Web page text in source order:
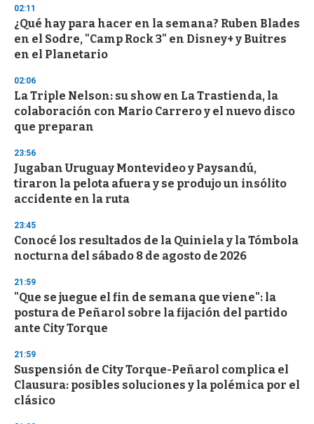
s
c
o
n
02:11
¿Qué hay para hacer en la semana? Ruben Blades
en el Sodre, "Camp Rock 3" en Disney+ y Buitres
en el Planetario
02:06
La Triple Nelson: su show en La Trastienda, la
colaboración con Mario Carrero y el nuevo disco
que preparan
23:56
Jugaban Uruguay Montevideo y Paysandú,
tiraron la pelota afuera y se produjo un insólito
accidente en la ruta
23:45
Conocé los resultados de la Quiniela y la Tómbola
nocturna del sábado 8 de agosto de 2026
21:59
"Que se juegue el fin de semana que viene": la
postura de Peñarol sobre la fijación del partido
ante City Torque
21:59
Suspensión de City Torque-Peñarol complica el
Clausura: posibles soluciones y la polémica por el
clásico